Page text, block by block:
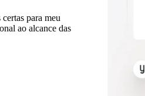
para meu
ao alcance das